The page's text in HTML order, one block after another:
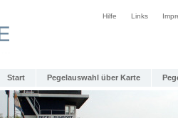
Hilfe Links
Start Pegelauswahl über Karte